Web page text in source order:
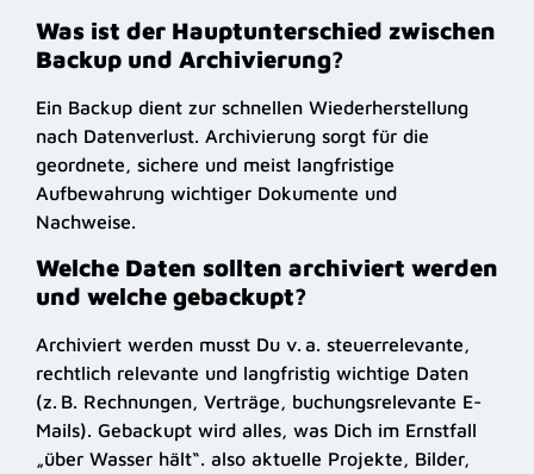
Was ist der Hauptunterschied zwischen
Backup und Archivierung?
Ein Backup dient zur schnellen Wiederherstellung
nach Datenverlust. Archivierung sorgt für die
geordnete, sichere und meist langfristige
Aufbewahrung wichtiger Dokumente und
Nachweise.
Welche Daten sollten archiviert werden
und welche gebackupt?
Archiviert werden musst Du v. a. steuerrelevante,
rechtlich relevante und langfristig wichtige Daten
(z. B. Rechnungen, Verträge, buchungsrelevante E-
Mails). Gebackupt wird alles, was Dich im Ernstfall
„über Wasser hält“. also aktuelle Projekte, Bilder,